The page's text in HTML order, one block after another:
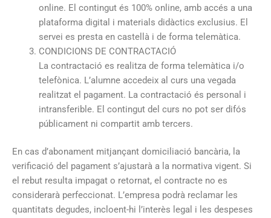
online. El contingut és 100% online, amb accés a una
plataforma digital i materials didàctics exclusius. El
servei es presta en castellà i de forma telemàtica.
CONDICIONS DE CONTRACTACIÓ
La contractació es realitza de forma telemàtica i/o
telefònica. L’alumne accedeix al curs una vegada
realitzat el pagament. La contractació és personal i
intransferible. El contingut del curs no pot ser difós
públicament ni compartit amb tercers.
En cas d’abonament mitjançant domiciliació bancària, la
verificació del pagament s’ajustarà a la normativa vigent. Si
el rebut resulta impagat o retornat, el contracte no es
considerarà perfeccionat. L’empresa podrà reclamar les
quantitats degudes, incloent-hi l’interès legal i les despeses